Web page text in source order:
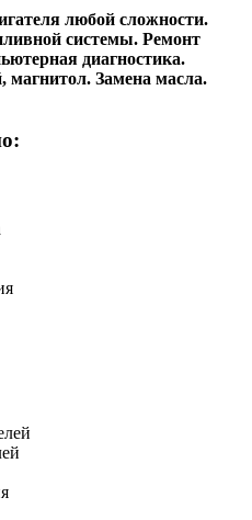
любой сложности.
системы. Ремонт
диагностика.
магнитол. Замена масла.